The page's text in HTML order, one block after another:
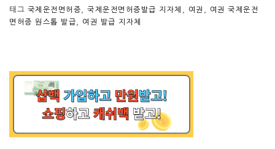
태그 국제운전면허증 국제운전면허증발급 지자체 여권
여권 국제운전
면허증 원스톱 발급
여권 발급 지자체